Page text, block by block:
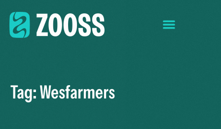
Tag:Wesfarmers